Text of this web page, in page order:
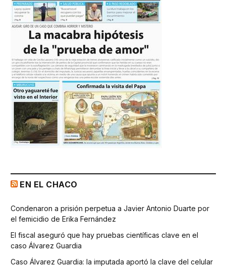
EN EL CHACO
Condenaron a prisión perpetua a Javier Antonio Duarte por
el femicidio de Erika Fernández
El fiscal aseguró que hay pruebas científicas clave en el
caso Álvarez Guardia
Caso Álvarez Guardia: la imputada aportó la clave del celular